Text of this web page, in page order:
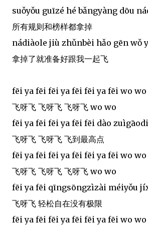
suǒyǒu guīzé hé bǎngyàng dōu
所有规则和榜样都拿掉
nádiàole jiù zhǔnbèi hǎo gēn wǒ
拿掉了就准备好跟我一起飞
fēi ya fēi fēi ya fēi fēi ya fēi wo wo
飞呀飞 飞呀飞 飞呀飞 wo wo
fēi ya fēi fēi ya fēi fēi dào
飞呀飞 飞呀飞 飞到最高点
fēi ya fēi fēi ya fēi fēi ya fēi wo wo
飞呀飞 飞呀飞 飞呀飞 wo wo
fēi ya fēi qīngsōngzìzài méiyǒu
飞呀飞 轻松自在没有极限
fēi ya fēi fēi ya fēi fēi ya fēi wo wo